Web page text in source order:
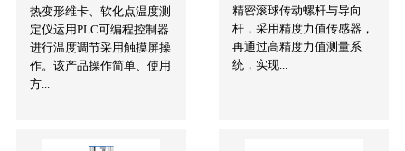
热变形维卡、软化点温度测
定仪运用PLC可编程控制器
进行温度调节采用触摸屏操
作。该产品操作简单、使用
方...
精密滚球传动螺杆与导向
杆，采用精度力值传感器，
再通过高精度力值测量系
统，实现...